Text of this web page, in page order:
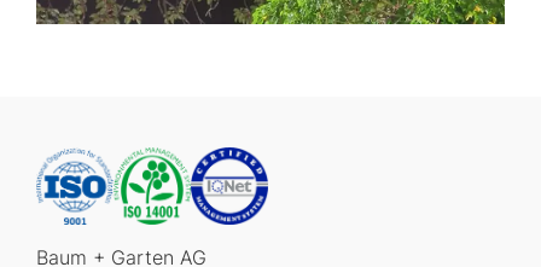
Baum + Garten AG